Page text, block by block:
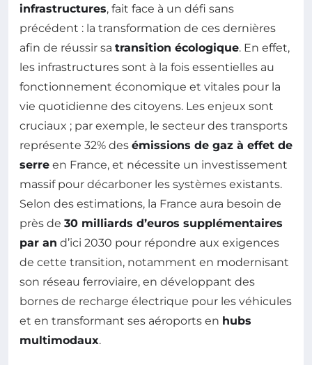
infrastructures, fait face à un défi sans
précédent : la transformation de ces dernières
afin de réussir sa transition écologique. En effet,
les infrastructures sont à la fois essentielles au
fonctionnement économique et vitales pour la
vie quotidienne des citoyens. Les enjeux sont
cruciaux ; par exemple, le secteur des transports
représente 32% des émissions de gaz à effet de
serre en France, et nécessite un investissement
massif pour décarboner les systèmes existants.
Selon des estimations, la France aura besoin de
près de 30 milliards d’euros supplémentaires
par an d’ici 2030 pour répondre aux exigences
de cette transition, notamment en modernisant
son réseau ferroviaire, en développant des
bornes de recharge électrique pour les véhicules
et en transformant ses aéroports en hubs
multimodaux.